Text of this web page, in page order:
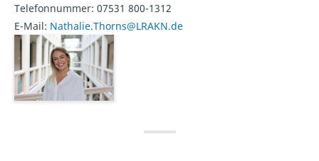
Telefonnummer: 07531 800-1312
E-Mail: Nathalie.Thorns@LRAKN.de